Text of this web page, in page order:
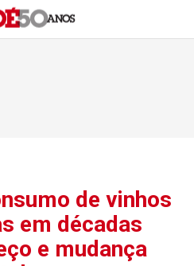
de vinhos
em décadas
e mudança